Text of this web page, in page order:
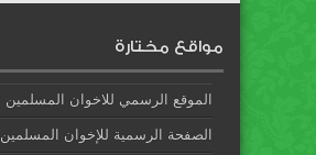
مواقع مختارة
الموقع الرسمي للاخوان المسلمين
الصفحة الرسمية للإخوان المسلمين